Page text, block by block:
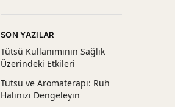
SON YAZILAR
Tütsü Kullanımının Sağlık
Üzerindeki Etkileri
Tütsü ve Aromaterapi: Ruh
Halinizi Dengeleyin